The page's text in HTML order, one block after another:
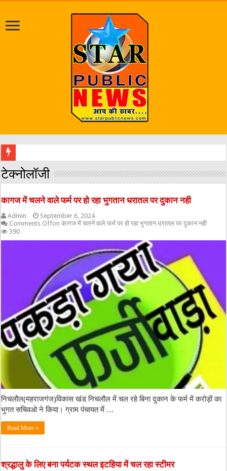
टेक्नोलॉजी
कागज में चलने वाले फर्म पर हो रहा भुगतान धरातल पर दुकान नही
Admin
September 6, 2024
Comments Offon कागज में चलने वाले फर्म पर हो रहा भुगतान धरातल पर दुकान नही
390
निचलौल(महराजगंज)विकास खंड निचलौल में चल रहे बिना दुकान के फर्म में करोड़ों का
भुगत सचिवओ ने किया। ग्राम पंचायत में …
Read More »
श्रद्धालु के लिए बना पर्यटक स्थल इटहिया में चल रहा स्टीमर